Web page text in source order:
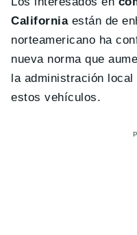
Californiaestán de
norteamericano ha
nueva norma que
la administración
estos vehículos.